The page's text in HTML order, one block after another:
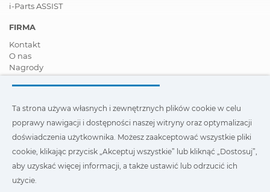
i-Parts ASSIST
FIRMA
Kontakt
O nas
Nagrody
Certyfikaty
Społeczna Odpowiedzialność Biznesu
Aktualności
Film
FAQ - Najczęściej zadawane pytania
Ta strona wykorzystuje nasze własne i zewnętrzne pliki cookie,
aby poprawić nawigację i dostępność naszej witryny oraz
Ta strona używa własnych i zewnętrznych plików cookie w celu
poprawy nawigacji i dostępności naszej witryny oraz optymalizacji
doświadczenia użytkownika. Możesz zaakceptować wszystkie pliki
cookie, klikając przycisk „Akceptuj wszystkie” lub kliknąć „Dostosuj”,
aby uzyskać więcej informacji, a także ustawić lub odrzucić ich
użycie.